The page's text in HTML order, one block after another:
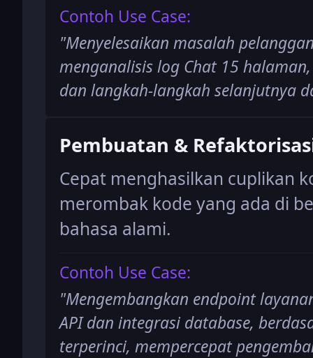
Contoh Use Case:
"Menyelesaikan masalah
menganalisis log Chat 15
dan langkah-langkah selanjutnya
Pembuatan &
Cepat menghasilkan cuplikan
merombak kode yang ada di
bahasa alami.
Contoh Use Case:
"Mengembangkan endpoint
API dan integrasi database,
terperinci, mempercepat